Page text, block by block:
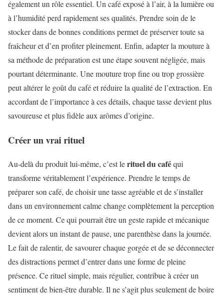
également un rôle essentiel. Un café exposé à l’air, à la lumière ou
à l’humidité perd rapidement ses qualités. Prendre soin de le
stocker dans de bonnes conditions permet de préserver toute sa
fraîcheur et d’en profiter pleinement. Enfin, adapter la mouture à
sa méthode de préparation est une étape souvent négligée, mais
pourtant déterminante. Une mouture trop fine ou trop grossière
peut altérer le goût du café et réduire la qualité de l’extraction. En
accordant de l’importance à ces détails, chaque tasse devient plus
savoureuse et plus fidèle aux arômes d’origine.
Créer un vrai rituel
Au-delà du produit lui-même, c’est lerituel du caféqui
transforme véritablement l’expérience. Prendre le temps de
préparer son café, de choisir une tasse agréable et de s’installer
dans un environnement calme change complètement la perception
de ce moment. Ce qui pourrait être un geste rapide et mécanique
devient alors un instant de pause, une parenthèse dans la journée.
Le fait de ralentir, de savourer chaque gorgée et de se déconnecter
des distractions permet d’entrer dans une forme de pleine
présence. Ce rituel simple, mais régulier, contribue à créer un
sentiment de bien-être durable. Il ne s’agit plus seulement de boire